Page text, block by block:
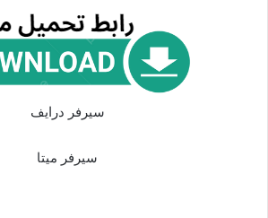
سيرفر درايف
سيرفر ميتا